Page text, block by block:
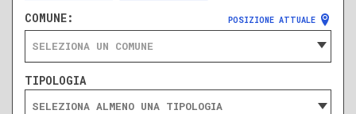
COMUNE: POSIZIONE ATTUALE
SELEZIONA UN COMUNE
TIPOLOGIA